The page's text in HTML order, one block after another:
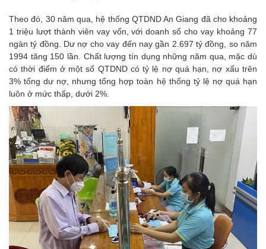
Theo đó, 30 năm qua, hệ thống QTDND An Giang đã cho khoảng
1 triệu lượt thành viên vay vốn, với doanh số cho vay khoảng 77
ngàn tỷ đồng. Dư nợ cho vay đến nay gần 2.697 tỷ đồng, so năm
1994 tăng 150 lần. Chất lượng tín dụng những năm qua, mặc dù
có thời điểm ở một số QTDND có tỷ lệ nợ quá hạn, nợ xấu trên
3% tổng dư nợ, nhưng tổng hợp toàn hệ thống tỷ lệ nợ quá hạn
luôn ở mức thấp, dưới 2%.